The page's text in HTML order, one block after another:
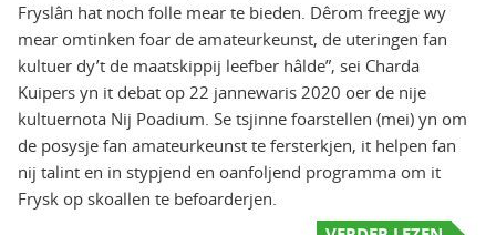
Fryslân hat noch folle mear te bieden. Dêrom freegje wy
mear omtinken foar de amateurkeunst, de uteringen fan
kultuer dy’t de maatskippij leefber hâlde”, sei Charda
Kuipers yn it debat op 22 jannewaris 2020 oer de nije
kultuernota Nij Poadium. Se tsjinne foarstellen (mei) yn om
de posysje fan amateurkeunst te fersterkjen, it helpen fan
nij talint en in stypjend en oanfoljend programma om it
Frysk op skoallen te befoarderjen.